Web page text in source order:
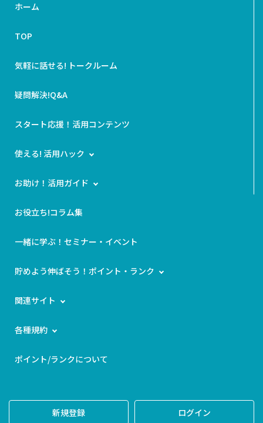
ホーム
TOP
気軽に話せる! トークルーム
疑問解決!Q&A
スタート応援！活用コンテンツ
使える! 活用ハック
お助け！活用ガイド
お役立ち!コラム集
一緒に学ぶ！セミナー・イベント
貯めよう伸ばそう！ポイント・ランク
関連サイト
各種規約
ポイント/ランクについて
新規登録 ログイン